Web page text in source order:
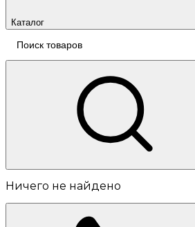
Каталог
Ничего не найдено